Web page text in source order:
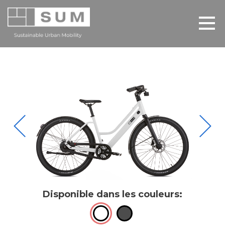
Disponible dans les couleurs: